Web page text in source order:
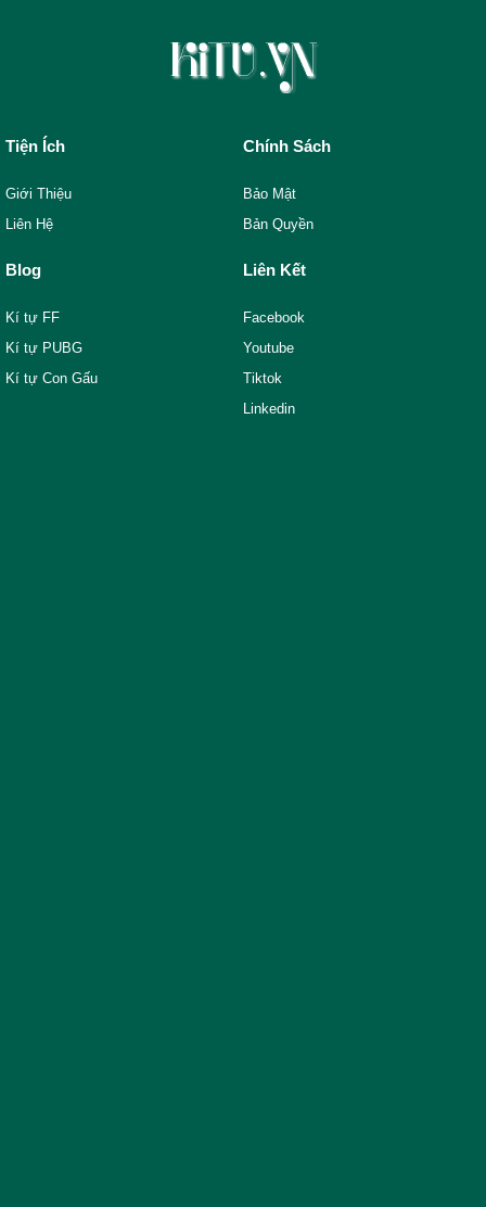
Tiện Ích
Giới Thiệu
Liên Hệ
Chính Sách
Bảo Mật
Bản Quyền
Blog
Kí tự FF
Kí tự PUBG
Kí tự Con Gấu
Liên Kết
Facebook
Youtube
Tiktok
Linkedin